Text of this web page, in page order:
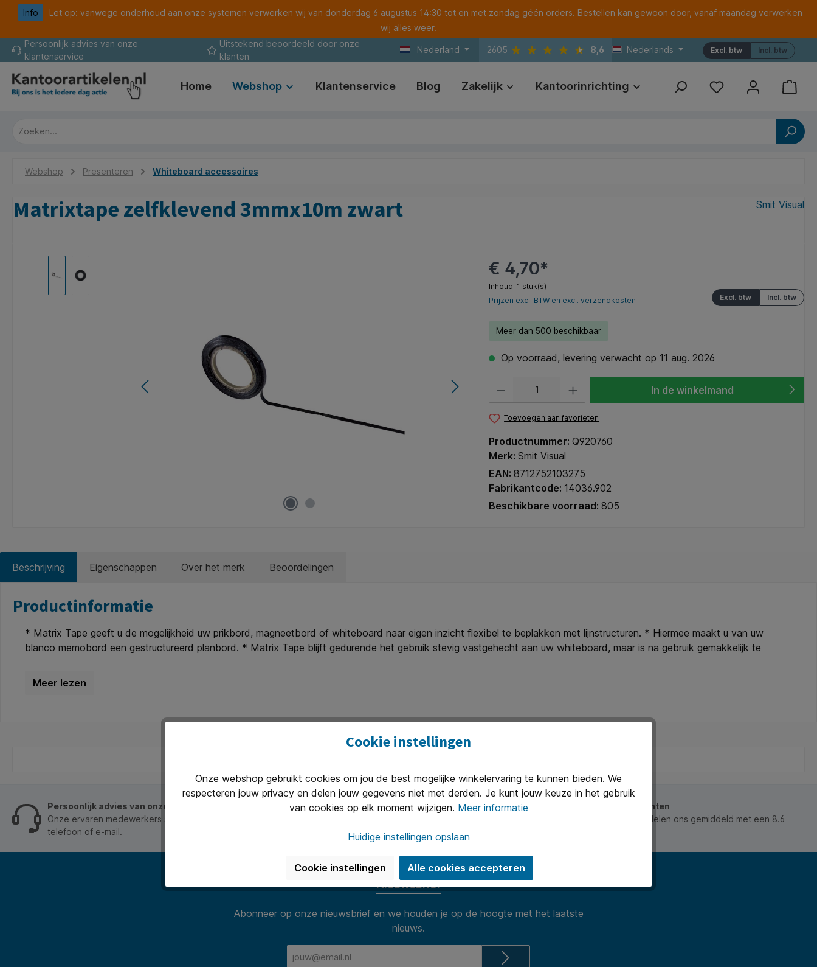
Ga naar de hoofdnavigatie
Info
Let op: vanwege onderhoud aan onze systemen verwerken wij van donderdag 6 augustus 14:30 tot en met zondag géén orders. Bestellen kan gewoon door, vanaf maandag verwerken
wij alles weer.
Persoonlijk advies van onze
klantenservice
Uitstekend beoordeeld door onze
klanten
Nederland 2605 8,6 Nederlands Incl. btw
Excl. btw
Home Webshop Klantenservice Blog Zakelijk Kantoorinrichting Print Referenties
Webshop Presenteren Whiteboard accessoires
Matrixtape zelfklevend 3mmx10m zwart Smit Visual
€ 4,70*
Inhoud: 1 stuk(s)
Incl. btw
Excl. btw
Prijzen excl. BTW en excl. verzendkosten
Meer dan 500 beschikbaar
Op voorraad, levering verwacht op 11 aug. 2026
In de winkelmand
Toevoegen aan favorieten
Productnummer: Q920760
Merk: Smit Visual
EAN: 8712752103275
Fabrikantcode: 14036.902
Beschikbare voorraad: 805
Beschrijving Eigenschappen Over het merk Beoordelingen
Productinformatie
* Matrix Tape geeft u de mogelijkheid uw prikbord, magneetbord of whiteboard naar eigen inzicht flexibel te beplakken met lijnstructuren. * Hiermee maakt u van uw
blanco memobord een gestructureerd planbord. * Matrix Tape blijft gedurende het gebruik stevig vastgehecht aan uw whiteboard, maar is na gebruik gemakkelijk te
Persoonlijk advies van onze klantenservice
Onze ervaren medewerkers staan je graag op werkdagen van 8.30 tot 17.00 te woord per
telefoon of e-mail.
Uitstekend beoordeeld door onze klanten
Onze klanten waarderen ons en beoordelen ons gemiddeld met een 8.6
Nieuwsbrief
Abonneer op onze nieuwsbrief en we houden je op de hoogte met het laatste
nieuws.
Cookie instellingen
Onze webshop gebruikt cookies om jou de best mogelijke winkelervaring te kunnen bieden. We
respecteren jouw privacy en delen jouw gegevens niet met derden. Je kunt jouw keuze in het gebruik
van cookies op elk moment wijzigen. Meer informatie
Huidige instellingen opslaan
Cookie instellingen Alle cookies accepteren